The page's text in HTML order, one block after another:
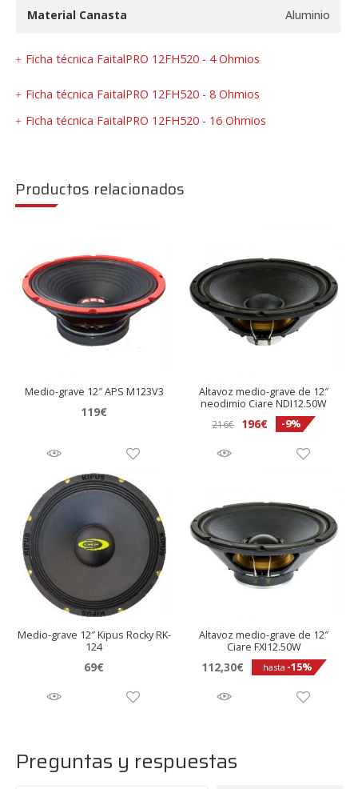
Material Canasta Aluminio
Ficha técnica FaitalPRO 12FH520 - 4 Ohmios
Ficha técnica FaitalPRO 12FH520 - 8 Ohmios
Ficha técnica FaitalPRO 12FH520 - 16 Ohmios
Productos relacionados
Medio-grave 12″ APS M123V3
119€
Altavoz medio-grave de 12″
neodimio Ciare NDI12.50W
216€ 196€ -9%
Medio-grave 12″ Kipus Rocky RK-
124
69€
Altavoz medio-grave de 12″
Ciare FXI12.50W
112,30€ hasta -15%
Preguntas y respuestas